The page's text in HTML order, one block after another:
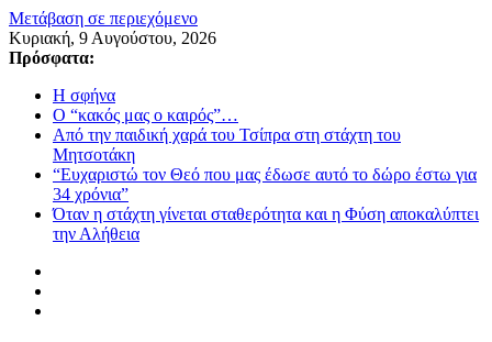
Μετάβαση σε περιεχόμενο
Κυριακή, 9 Αυγούστου, 2026
Πρόσφατα:
Η σφήνα
Ο “κακός μας ο καιρός”…
Από την παιδική χαρά του Τσίπρα στη στάχτη του
Μητσοτάκη
“Ευχαριστώ τον Θεό που μας έδωσε αυτό το δώρο έστω για
34 χρόνια”
Όταν η στάχτη γίνεται σταθερότητα και η Φύση αποκαλύπτει
την Αλήθεια